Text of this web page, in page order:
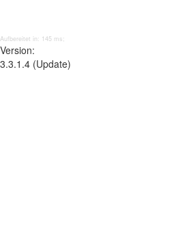
Aufbereitet in: 145 ms;
Version:
3.3.1.4 (Update)